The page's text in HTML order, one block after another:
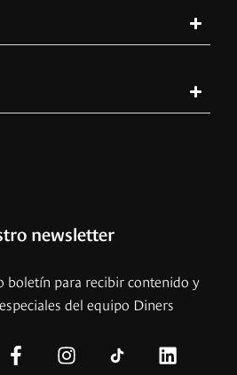
newsletter
boletín para recibir contenido y
del equipo Diners